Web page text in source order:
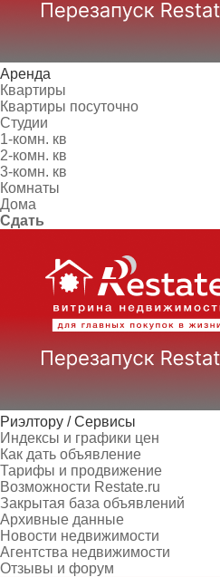
Аренда
Квартиры
Квартиры посуточно
Студии
1-комн. кв
2-комн. кв
3-комн. кв
Комнаты
Дома
Сдать
Риэлтору / Сервисы
Индексы и графики цен
Как дать объявление
Тарифы и продвижение
Возможности Restate.ru
Закрытая база объявлений
Архивные данные
Новости недвижимости
Агентства недвижимости
Отзывы и форум